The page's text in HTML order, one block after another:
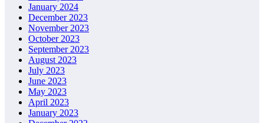
January 2024
December 2023
November 2023
October 2023
September 2023
August 2023
July 2023
June 2023
May 2023
April 2023
January 2023